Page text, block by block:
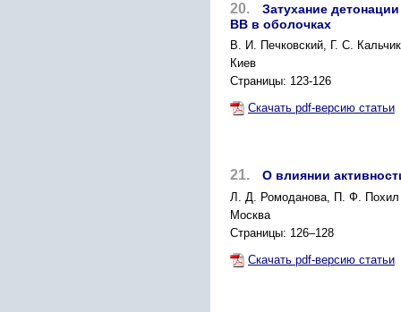
20.
Затухание
ВВ в оболочках
B. И. Печковский, Г. С. Кальчик
Киев
Страницы: 123-126
Скачать pdf-версию статьи
21. О влиянии
Л. Д. Ромоданова, П. Ф. Похил
Москва
Страницы: 126–128
Скачать pdf-версию статьи